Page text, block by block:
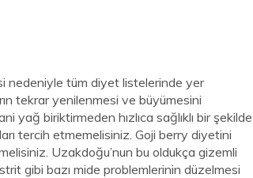
nedeniyle tüm diyet listelerinde yer
tekrar yenilenmesi ve büyümesini
yağ biriktirmeden hızlıca sağlıklı bir şekilde
tercih etmemelisiniz. Goji berry diyetini
Uzakdoğu’nun bu oldukça gizemli
gibi bazı mide problemlerinin düzelmesi